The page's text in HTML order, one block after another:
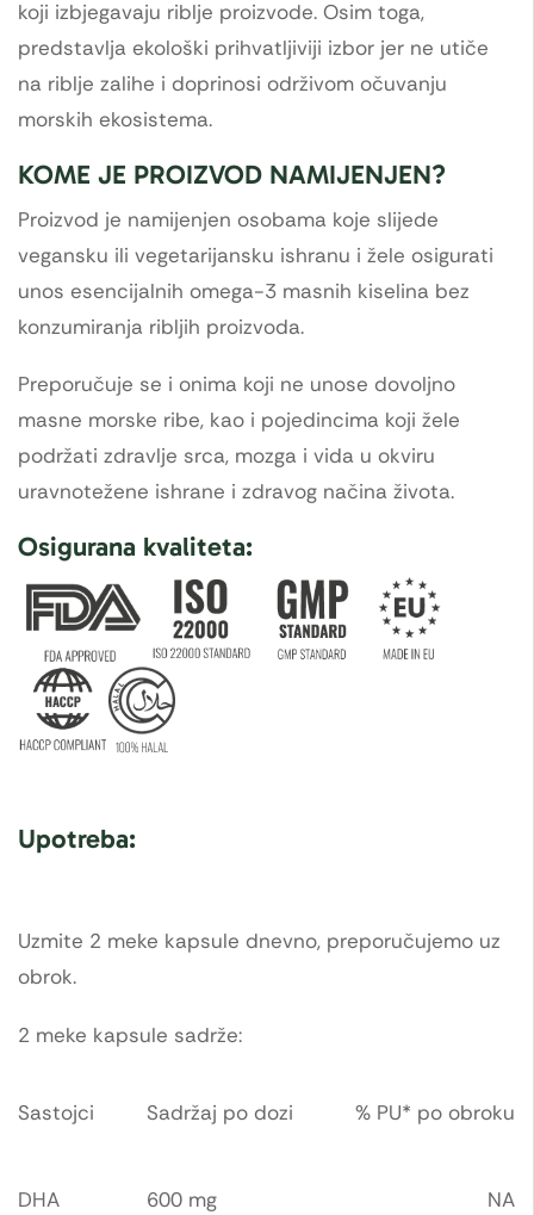
koji izbjegavaju riblje proizvode. Osim toga,
predstavlja ekološki prihvatljiviji izbor jer ne utiče
na riblje zalihe i doprinosi održivom očuvanju
morskih ekosistema.
KOME JE PROIZVOD NAMIJENJEN?
Proizvod je namijenjen osobama koje slijede
vegansku ili vegetarijansku ishranu i žele osigurati
unos esencijalnih omega-3 masnih kiselina bez
konzumiranja ribljih proizvoda.
Preporučuje se i onima koji ne unose dovoljno
masne morske ribe, kao i pojedincima koji žele
podržati zdravlje srca, mozga i vida u okviru
uravnotežene ishrane i zdravog načina života.
Osigurana kvaliteta:
Upotreba:
Uzmite 2 meke kapsule dnevno, preporučujemo uz
obrok.
2 meke kapsule sadrže:
Sastojci Sadržaj po dozi % PU* po obroku
DHA
600 mg
NA